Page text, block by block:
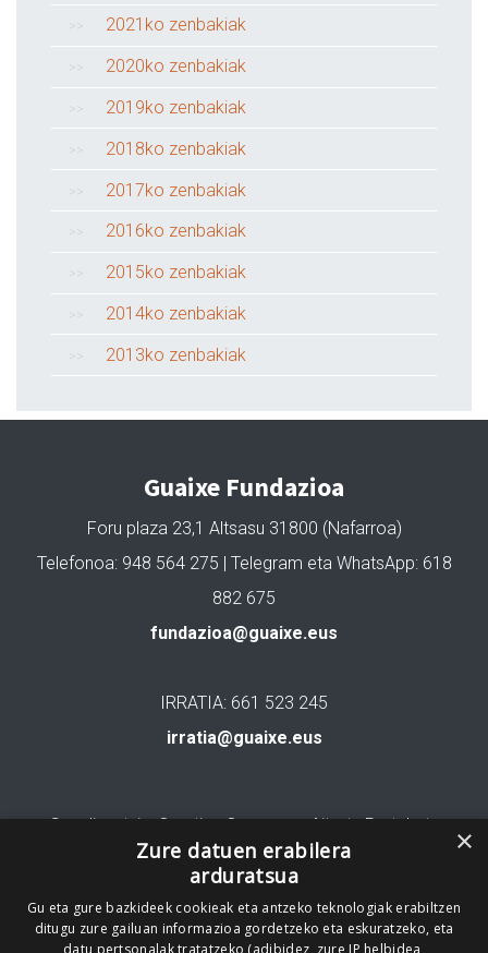
2021ko zenbakiak
2020ko zenbakiak
2019ko zenbakiak
2018ko zenbakiak
2017ko zenbakiak
2016ko zenbakiak
2015ko zenbakiak
2014ko zenbakiak
2013ko zenbakiak
Guaixe Fundazioa
Foru plaza 23,1 Altsasu 31800 (Nafarroa)
Telefonoa: 948 564 275 | Telegram eta WhatsApp: 618
882 675
fundazioa@guaixe.eus
IRRATIA: 661 523 245
irratia@guaixe.eus
Gure lizentzia: Creative Commons Aitortu Partekatu
Codesyntaxek garatua
×
Zure datuen erabilera
arduratsua
Gu eta gure bazkideek cookieak eta antzeko teknologiak erabiltzen
ditugu zure gailuan informazioa gordetzeko eta eskuratzeko, eta
datu pertsonalak tratatzeko (adibidez, zure IP helbidea,